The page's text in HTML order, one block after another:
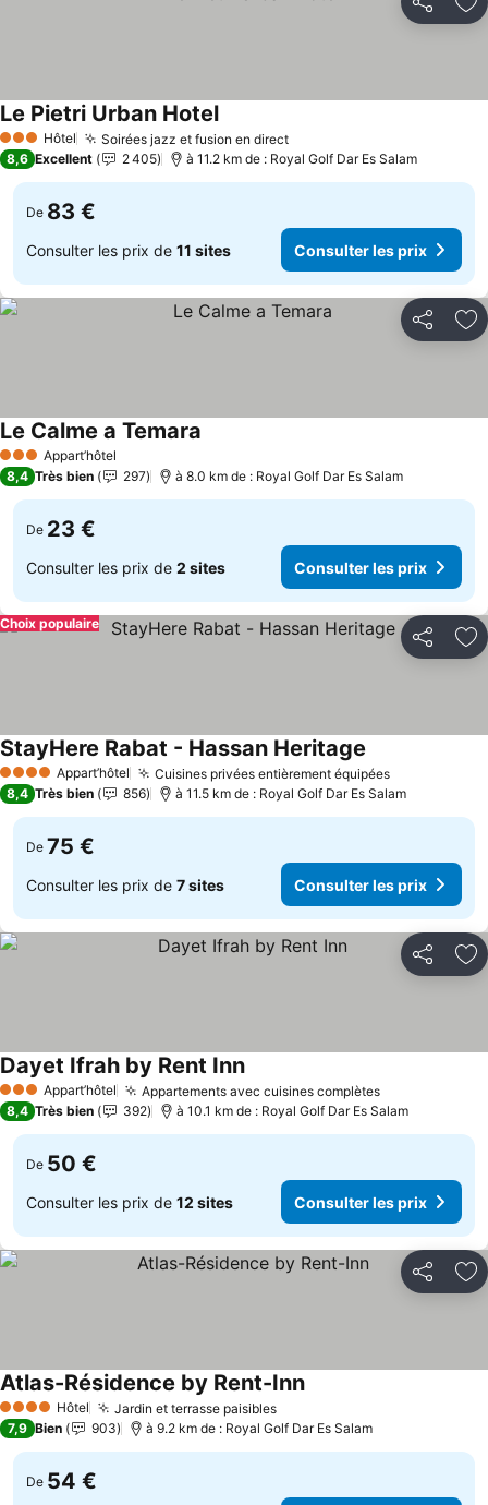
Partager
3 ÉtoilesHôtel Soirées jazz et fusion en directConsulter les prix
Le Pietri Urban HotelConsulter les prix
8,6 Excellent 2 405 à 11.2 km de : Royal Golf Dar Es Salam
De 83 €
Consulter les prix de 11 sites Consulter les prix
Partager
3 ÉtoilesAppart’hôtel
Le Calme a Temara
8,4 Très bien 297 à 8.0 km de : Royal Golf Dar Es Salam
De 23 €
Consulter les prix de 2 sites Consulter les prix
Partager
Choix populaire
4 Étoiles Appart’hôtel Cuisines privées entièrement équipéesConsulter
StayHere Rabat - Hassan Heritage
8,4 Très bien 856 à 11.5 km de : Royal Golf Dar Es Salam
De 75 €
Consulter les prix de 7 sites Consulter les prix
Partager
3 ÉtoilesAppart’hôtel Appartements avec cuisines complètesConsulter
Dayet Ifrah by Rent InnConsulter les prix
8,4 Très bien 392 à 10.1 km de : Royal Golf Dar Es Salam
De 50 €
Consulter les prix de 12 sites Consulter les prix
Partager
4 Étoiles Hôtel Jardin et terrasse paisiblesConsulter les prix
Atlas-Résidence by Rent-InnConsulter les prix
7,9 Bien 903 à 9.2 km de : Royal Golf Dar Es Salam
De 54 €